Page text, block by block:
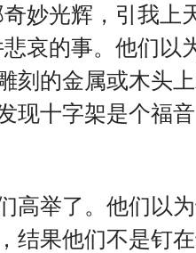
妙光辉，引我上
哀的事。他们以
刻的金属或木头
现十字架是个福
高举了。他们以
结果他们不是钉